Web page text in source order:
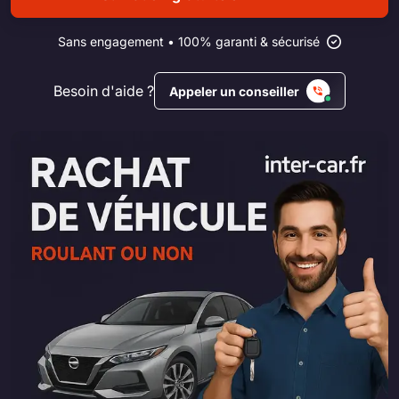
Sans engagement • 100% garanti & sécurisé
Besoin d'aide ? Appeler un conseiller